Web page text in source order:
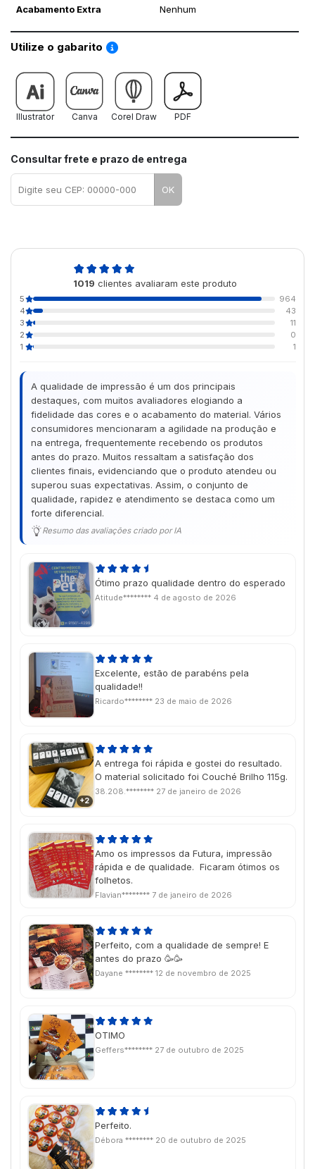
Acabamento Extra Nenhum
Utilize o gabarito Saiba como utilizar os nossos gabaritos
Illustrator Canva Corel Draw PDF
Consultar frete e prazo de entrega
OK
1019 clientes avaliaram este produto
5
964
4
43
3
11
2
0
1
1
A qualidade de impressão é um dos principais
destaques, com muitos avaliadores elogiando a
fidelidade das cores e o acabamento do material. Vários
consumidores mencionaram a agilidade na produção e
na entrega, frequentemente recebendo os produtos
antes do prazo. Muitos ressaltam a satisfação dos
clientes finais, evidenciando que o produto atendeu ou
superou suas expectativas. Assim, o conjunto de
qualidade, rapidez e atendimento se destaca como um
forte diferencial.
Resumo das avaliações criado por IA
Ótimo prazo qualidade dentro do esperado
Atitude******** 4 de agosto de 2026
Excelente, estão de parabéns pela
qualidade!!
Ricardo******** 23 de maio de 2026
+2
A entrega foi rápida e gostei do resultado.
O material solicitado foi Couché Brilho 115g.
38.208.******** 27 de janeiro de 2026
Amo os impressos da Futura, impressão
rápida e de qualidade. Ficaram ótimos os
folhetos.
Flavian******** 7 de janeiro de 2026
Perfeito, com a qualidade de sempre! E
antes do prazo 🥳🥳
Dayane ******** 12 de novembro de 2025
OTIMO
Geffers******** 27 de outubro de 2025
Perfeito.
Débora ******** 20 de outubro de 2025